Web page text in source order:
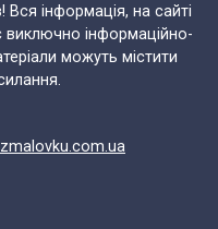
інформація, на сайті
інформаційно-
можуть містити